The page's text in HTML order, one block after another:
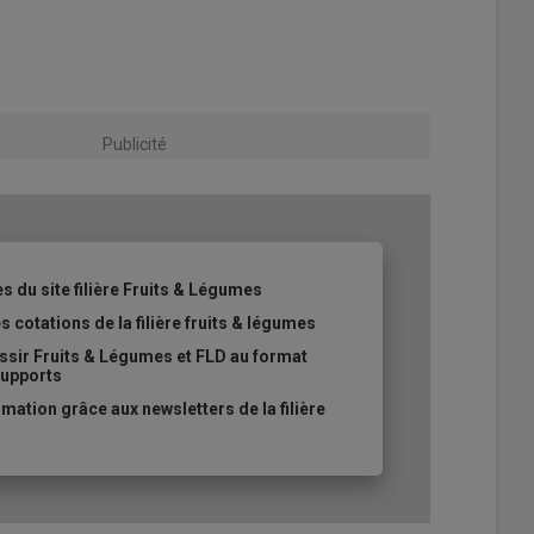
Publicité
du site filière Fruits & Légumes
cotations de la filière fruits & légumes
Fruits & Légumes et FLD au format
grâce aux newsletters de la filière